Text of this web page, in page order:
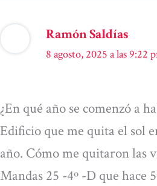
Ramón Saldías
8 agosto, 2025 a las 9:22
¿En qué año se comenzó a
Edificio que me quita el sol
año. Cómo me quitaron las
Mandas 25 -4º -D que hace